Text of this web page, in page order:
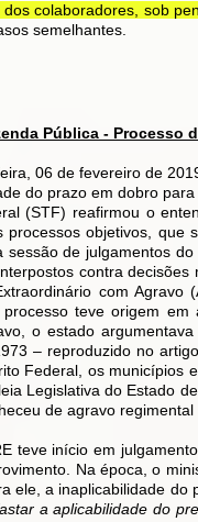
colaboradores, sob
semelhantes.
Pública -
06 de fevereiro de
do prazo em dobro
(STF) reafirmou o
processos objetivos,
sessão de julgamentos
contra
com
teve origem em
o estado
– reproduzido no
Federal, os municípios
Legislativa do Estado
de agravo
teve início em
Na época, o
ele, a inaplicabilidade
a aplicabilidade do